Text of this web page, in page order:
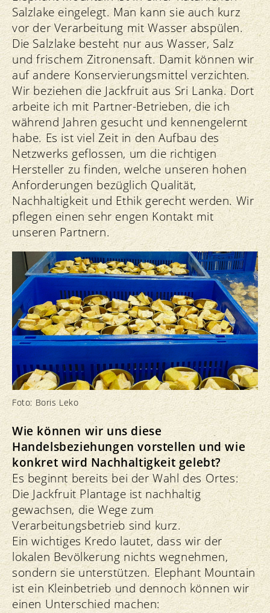
Salzlake eingelegt. Man kann sie auch kurz
vor der Verarbeitung mit Wasser abspülen.
Die Salzlake besteht nur aus Wasser, Salz
und frischem Zitronensaft. Damit können wir
auf andere Konservierungsmittel verzichten.
Wir beziehen die Jackfruit aus Sri Lanka. Dort
arbeite ich mit Partner-Betrieben, die ich
während Jahren gesucht und kennengelernt
habe. Es ist viel Zeit in den Aufbau des
Netzwerks geflossen, um die richtigen
Hersteller zu finden, welche unseren hohen
Anforderungen bezüglich Qualität,
Nachhaltigkeit und Ethik gerecht werden. Wir
pflegen einen sehr engen Kontakt mit
unseren Partnern.
Foto: Boris Leko
Wie können wir uns diese
Handelsbeziehungen vorstellen und wie
konkret wird Nachhaltigkeit gelebt?
Es beginnt bereits bei der Wahl des Ortes:
Die Jackfruit Plantage ist nachhaltig
gewachsen, die Wege zum
Verarbeitungsbetrieb sind kurz.
Ein wichtiges Kredo lautet, dass wir der
lokalen Bevölkerung nichts wegnehmen,
sondern sie unterstützen. Elephant Mountain
ist ein Kleinbetrieb und dennoch können wir
einen Unterschied machen: